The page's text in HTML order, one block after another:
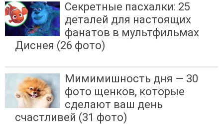
Секретные пасхалки: 25
деталей для настоящих
фанатов в мультфильмах
Диснея (26 фото)
Мимимишность дня — 30
фото щенков, которые
сделают ваш день
счастливей (31 фото)